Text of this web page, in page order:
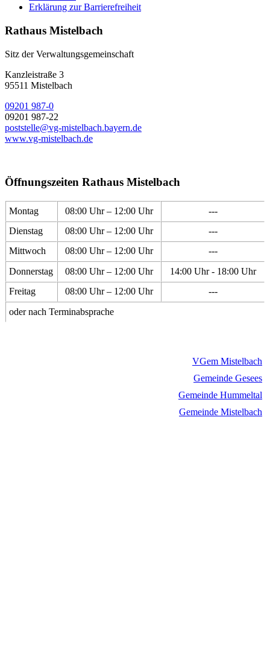
Erklärung zur Barrierefreiheit
Rathaus Mistelbach
Sitz der Verwaltungsgemeinschaft
Kanzleistraße 3
95511 Mistelbach
09201 987-0
09201 987-22
poststelle@vg-mistelbach.bayern.de
www.vg-mistelbach.de
Öffnungszeiten Rathaus Mistelbach
Montag 08:00 Uhr – 12:00 Uhr
---
Dienstag
08:00 Uhr – 12:00 Uhr
---
Mittwoch
08:00 Uhr – 12:00 Uhr
---
Donnerstag
08:00 Uhr – 12:00 Uhr
14:00 Uhr - 18:00 Uhr
Freitag
08:00 Uhr – 12:00 Uhr
---
oder nach Terminabsprache
VGem Mistelbach
Gemeinde Gesees
Gemeinde Hummeltal
Gemeinde Mistelbach